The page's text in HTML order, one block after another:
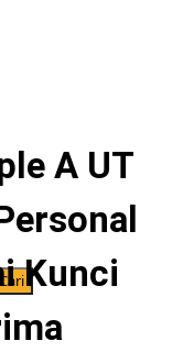
A UT
Kunci